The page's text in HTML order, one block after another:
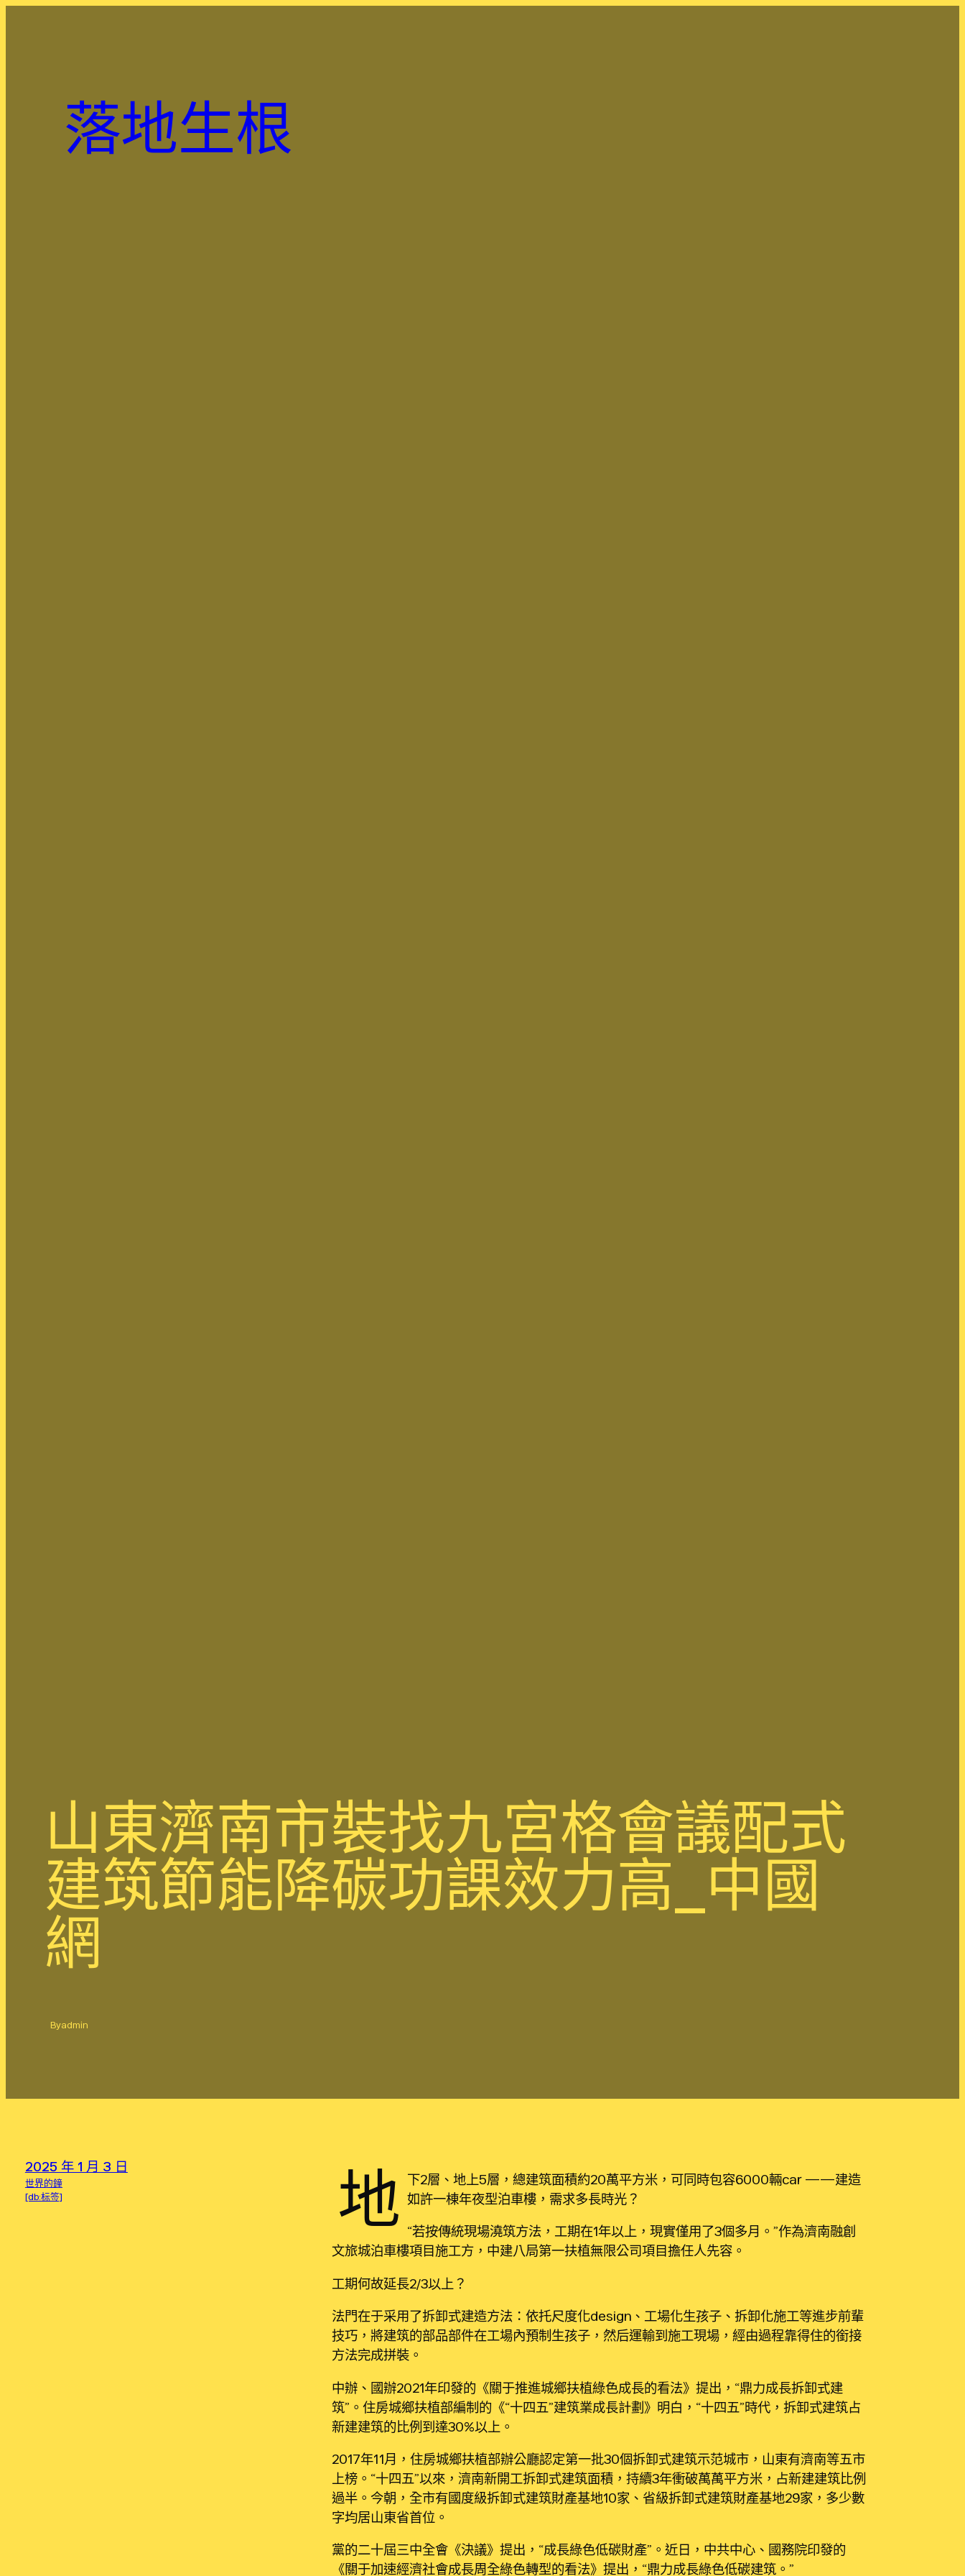
落地生根
山東濟南市裝找九宮格會議配式
建筑節能降碳功課效力高_中國
網
Byadmin
2025 年 1 月 3 日
世界的鐘
[db:标签]
地 下2層、地上5層，總建筑面積約20萬平方米，可同時包容6000輛car ——建造
如許一棟年夜型泊車樓，需求多長時光？
“若按傳統現場澆筑方法，工期在1年以上，現實僅用了3個多月。”作為濟南融創
文旅城泊車樓項目施工方，中建八局第一扶植無限公司項目擔任人先容。
工期何故延長2/3以上？
法門在于采用了拆卸式建造方法：依托尺度化design、工場化生孩子、拆卸化施工等進步前輩
技巧，將建筑的部品部件在工場內預制生孩子，然后運輸到施工現場，經由過程靠得住的銜接
方法完成拼裝。
中辦、國辦2021年印發的《關于推進城鄉扶植綠色成長的看法》提出，“鼎力成長拆卸式建
筑”。住房城鄉扶植部編制的《“十四五”建筑業成長計劃》明白，“十四五”時代，拆卸式建筑占
新建建筑的比例到達30%以上。
2017年11月，住房城鄉扶植部辦公廳認定第一批30個拆卸式建筑示范城市，山東有濟南等五市
上榜。“十四五”以來，濟南新開工拆卸式建筑面積，持續3年衝破萬萬平方米，占新建建筑比例
過半。今朝，全市有國度級拆卸式建筑財產基地10家、省級拆卸式建筑財產基地29家，多少數
字均居山東省首位。
黨的二十屆三中全會《決議》提出，“成長綠色低碳財產”。近日，中共中心、國務院印發的
《關于加速經濟社會成長周全綠色轉型的看法》提出，“鼎力成長綠色低碳建筑。”